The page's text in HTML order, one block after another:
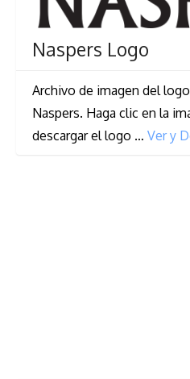
Naspers Logo
Archivo de imagen del
Naspers. Haga clic en la
descargar el logo … Ver y